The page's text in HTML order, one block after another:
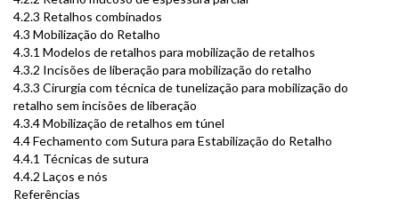
4.2.3 Retalhos combinados
4.3 Mobilização do Retalho
4.3.1 Modelos de retalhos para mobilização de retalhos
4.3.2 Incisões de liberação para mobilização do retalho
4.3.3 Cirurgia com técnica de tunelização para mobilização do
retalho sem incisões de liberação
4.3.4 Mobilização de retalhos em túnel
4.4 Fechamento com Sutura para Estabilização do Retalho
4.4.1 Técnicas de sutura
4.4.2 Laços e nós
Referências